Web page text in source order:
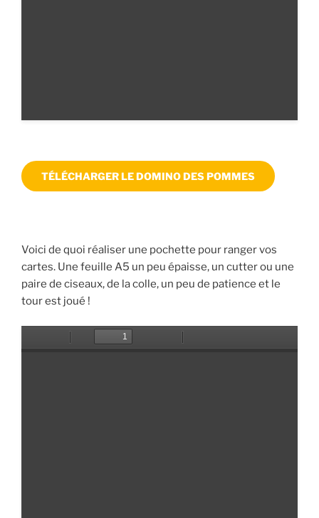
TÉLÉCHARGER LE DOMINO DES POMMES
Voici de quoi réaliser une pochette pour ranger vos
cartes. Une feuille A5 un peu épaisse, un cutter ou une
paire de ciseaux, de la colle, un peu de patience et le
tour est joué !